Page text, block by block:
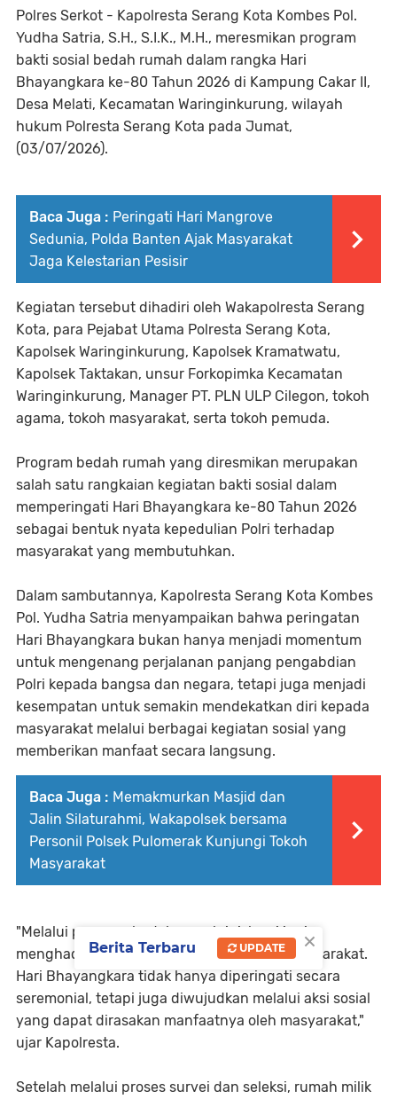
Polres Serkot - Kapolresta Serang Kota Kombes Pol.
Yudha Satria, S.H., S.I.K., M.H., meresmikan program
bakti sosial bedah rumah dalam rangka Hari
Bhayangkara ke-80 Tahun 2026 di Kampung Cakar II,
Desa Melati, Kecamatan Waringinkurung, wilayah
hukum Polresta Serang Kota pada Jumat,
(03/07/2026).
Baca Juga : Peringati Hari Mangrove
Sedunia, Polda Banten Ajak Masyarakat
Jaga Kelestarian Pesisir
Kegiatan tersebut dihadiri oleh Wakapolresta Serang
Kota, para Pejabat Utama Polresta Serang Kota,
Kapolsek Waringinkurung, Kapolsek Kramatwatu,
Kapolsek Taktakan, unsur Forkopimka Kecamatan
Waringinkurung, Manager PT. PLN ULP Cilegon, tokoh
agama, tokoh masyarakat, serta tokoh pemuda.
Program bedah rumah yang diresmikan merupakan
salah satu rangkaian kegiatan bakti sosial dalam
memperingati Hari Bhayangkara ke-80 Tahun 2026
sebagai bentuk nyata kepedulian Polri terhadap
masyarakat yang membutuhkan.
Dalam sambutannya, Kapolresta Serang Kota Kombes
Pol. Yudha Satria menyampaikan bahwa peringatan
Hari Bhayangkara bukan hanya menjadi momentum
untuk mengenang perjalanan panjang pengabdian
Polri kepada bangsa dan negara, tetapi juga menjadi
kesempatan untuk semakin mendekatkan diri kepada
masyarakat melalui berbagai kegiatan sosial yang
memberikan manfaat secara langsung.
Baca Juga : Memakmurkan Masjid dan
Jalin Silaturahmi, Wakapolsek bersama
Personil Polsek Pulomerak Kunjungi Tokoh
Masyarakat
"Melalui program bedah rumah ini, kami ingin
menghadirkan kepedulian nyata kepada masyarakat.
Hari Bhayangkara tidak hanya diperingati secara
seremonial, tetapi juga diwujudkan melalui aksi sosial
yang dapat dirasakan manfaatnya oleh masyarakat,"
ujar Kapolresta.
Setelah melalui proses survei dan seleksi, rumah milik
×
Berita Terbaru UPDATE